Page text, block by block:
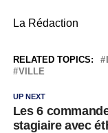
La Rédaction
RELATED TOPICS:
VILLE
UP NEXT
Les 6
stagiaire avec